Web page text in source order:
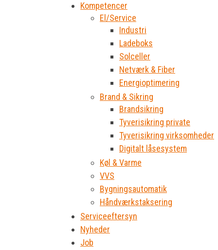
Kompetencer
El/Service
Industri
Ladeboks
Solceller
Netværk & Fiber
Energioptimering
Brand & Sikring
Brandsikring
Tyverisikring private
Tyverisikring virksomheder
Digitalt låsesystem
Køl & Varme
VVS
Bygningsautomatik
Håndværkstaksering
Serviceeftersyn
Nyheder
Job